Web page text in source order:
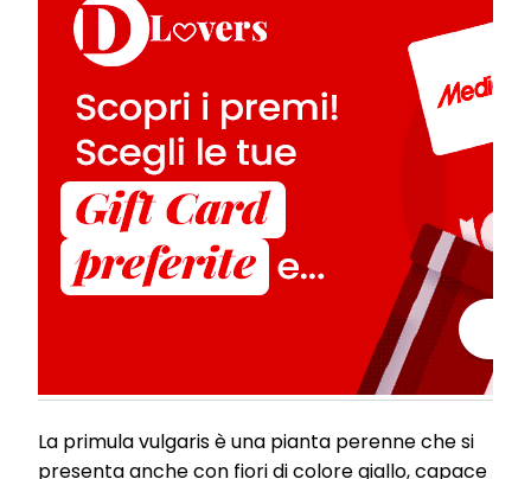
La primula vulgaris è una pianta perenne che si
presenta anche con fiori di colore giallo, capace